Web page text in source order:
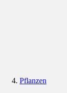
Pflanzen